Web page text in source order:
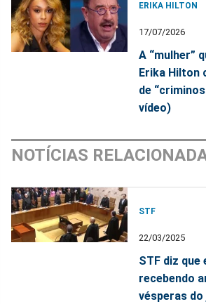
ERIKA HILTON
17/07/2026
A “mulher”
Erika Hilton
de
vídeo)
NOTÍCIAS
STF
22/03/2025
STF diz que
recebendo
vésperas